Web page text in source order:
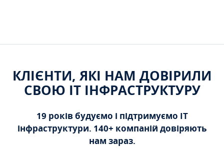
КЛІЄНТИ, ЯКІ НАМ ДОВІРИЛИ
СВОЮ ІТ ІНФРАСТРУКТУРУ
19 років будуємо і підтримуємо ІТ
інфраструктури. 140+ компаній довіряють
нам зараз.